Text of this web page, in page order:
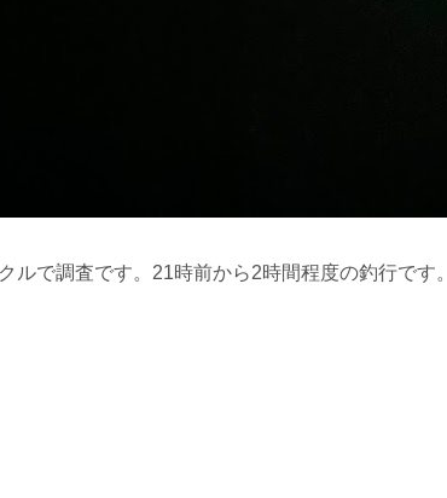
ルで調査です。21時前から2時間程度の釣行です。